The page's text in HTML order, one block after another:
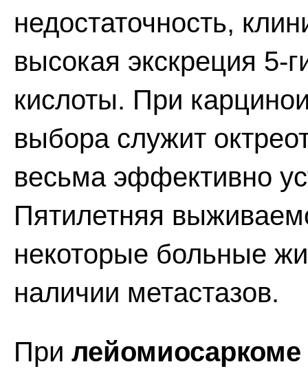
недостаточность,
высокая экскреция 5-
кислоты. При
выбора служит
весьма эффективно
Пятилетняя
некоторые больные
наличии метастазов.
При лейомиосаркоме